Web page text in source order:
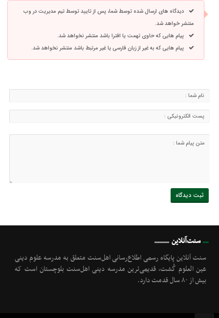
دیدگاه های ارسال شده توسط شما، پس از تایید توسط تیم مدیریت در وب
منتشر خواهد شد.
پیام هایی که حاوی تهمت یا افترا باشد منتشر نخواهد شد.
پیام هایی که به غیر از زبان فارسی یا غیر مرتبط باشد منتشر نخواهد شد.
سنت‌آنلاین
سنت آنلاین پایگاه رسمی اطلاع‌رسانی اهل‌سنت متعلق به مدرسه علوم دینی
عین العلوم گُشت, قدیمی‌ترین مدرسه دینی اهل‌سنت بلوچستان است که
بیش از ۸۰ سال قدمت دارد.